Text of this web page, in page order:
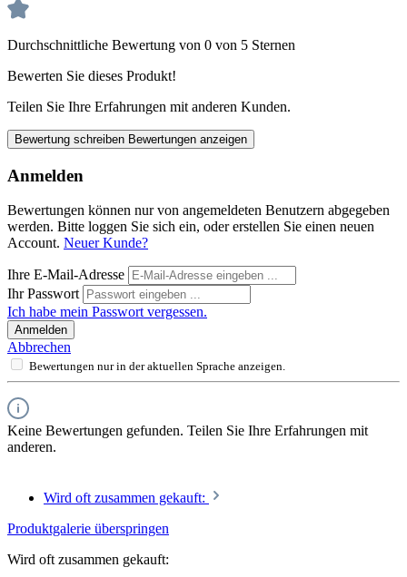
Durchschnittliche Bewertung von 0 von 5 Sternen
Bewerten Sie dieses Produkt!
Teilen Sie Ihre Erfahrungen mit anderen Kunden.
Bewertung schreiben Bewertungen anzeigen
Anmelden
Bewertungen können nur von angemeldeten Benutzern abgegeben
werden. Bitte loggen Sie sich ein, oder erstellen Sie einen neuen
Account. Neuer Kunde?
Ihre E-Mail-Adresse
Ihr Passwort
Ich habe mein Passwort vergessen.
Anmelden
Abbrechen
Bewertungen nur in der aktuellen Sprache anzeigen.
Keine Bewertungen gefunden. Teilen Sie Ihre Erfahrungen mit
anderen.
Wird oft zusammen gekauft:
Produktgalerie überspringen
Wird oft zusammen gekauft: